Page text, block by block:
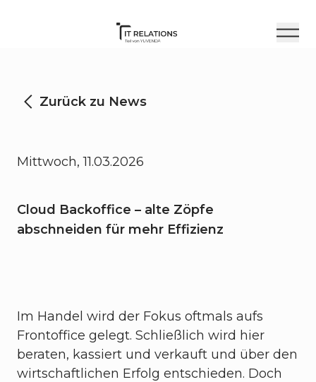
Zurück zu News
Mittwoch, 11.03.2026
Cloud Backoffice – alte Zöpfe
abschneiden für mehr Effizienz
Im Handel wird der Fokus oftmals aufs
Frontoffice gelegt. Schließlich wird hier
beraten, kassiert und verkauft und über den
wirtschaftlichen Erfolg entschieden. Doch